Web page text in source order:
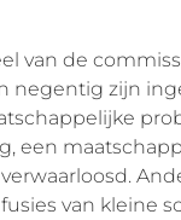
van de
negentig zijn
een
van kleine